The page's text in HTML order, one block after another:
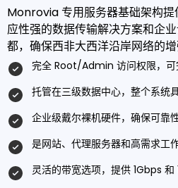
Monrovia 专用服务器基础架构
应性强的数据传输解决方案和企
都，确保西非大西洋沿岸网络的增
完全 Root/admin 访问权限，可
托管在三级数据中心，整个系统
企业级戴尔裸机硬件，确保可靠
是网站、代理服务器和高需求工
灵活的带宽选项，提供 1Gbps